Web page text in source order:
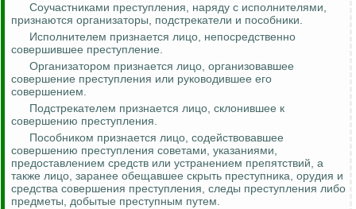
Соучастниками преступления, наряду с исполнителями,
признаются организаторы, подстрекатели и пособники.
Исполнителем признается лицо, непосредственно
совершившее преступление.
Организатором признается лицо, организовавшее
совершение преступления или руководившее его
совершением.
Подстрекателем признается лицо, склонившее к
совершению преступления.
Пособником признается лицо, содействовавшее
совершению преступления советами, указаниями,
предоставлением средств или устранением препятствий, а
также лицо, заранее обещавшее скрыть преступника, орудия и
средства совершения преступления, следы преступления либо
предметы, добытые преступным путем.